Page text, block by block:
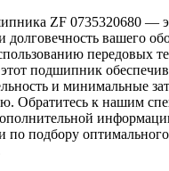
ZF 0735320680 —
долговечность вашего
передовых
подшипник
и минимальные
Обратитесь к нашим
по подбору